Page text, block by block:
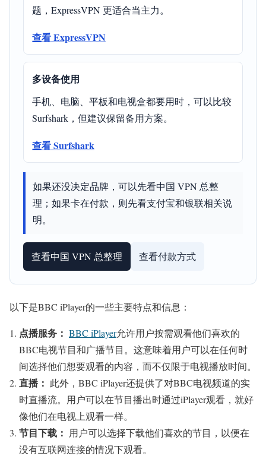
题，ExpressVPN 更适合当主力。
查看 ExpressVPN
多设备使用
手机、电脑、平板和电视盒都要用时，可以比较
Surfshark，但建议保留备用方案。
查看 Surfshark
如果还没决定品牌，可以先看中国 VPN 总整
理；如果卡在付款，则先看支付宝和银联相关说
明。
查看中国 VPN 总整理 查看付款方式
以下是BBC iPlayer的一些主要特点和信息：
点播服务： BBC iPlayer允许用户按需观看他们喜欢的
BBC电视节目和广播节目。这意味着用户可以在任何时
间选择他们想要观看的内容，而不仅限于电视播放时间。
直播： 此外，BBC iPlayer还提供了对BBC电视频道的实
时直播流。用户可以在节目播出时通过iPlayer观看，就好
像他们在电视上观看一样。
节目下载： 用户可以选择下载他们喜欢的节目，以便在
没有互联网连接的情况下观看。